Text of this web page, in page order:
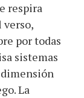
respira
verso,
por todas
sistemas
dimensión
La